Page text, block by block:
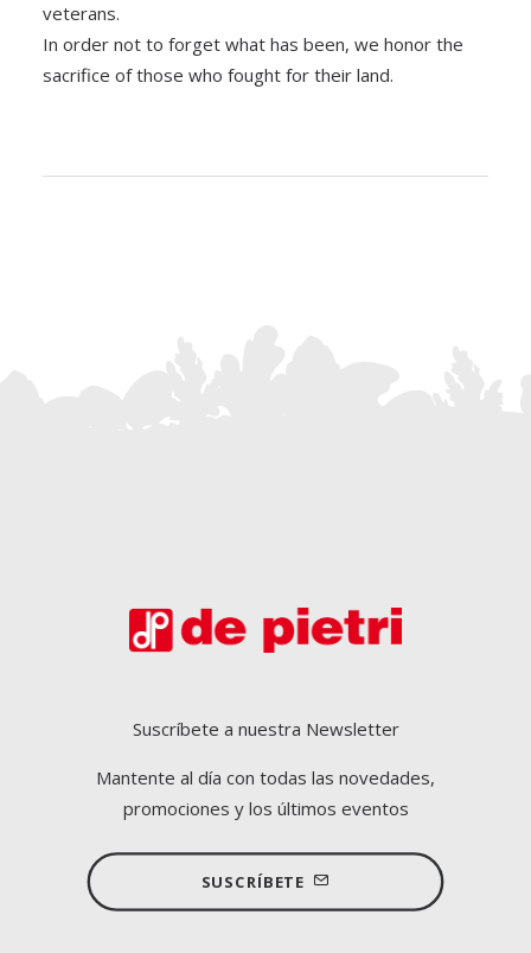
veterans.
In order not to forget what has been, we honor the
sacrifice of those who fought for their land.
Suscríbete a nuestra Newsletter
Mantente al día con todas las novedades,
promociones y los últimos eventos
SUSCRÍBETE